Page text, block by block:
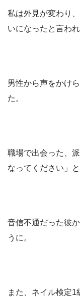
私は外見が変わり
いになったと言わ
男性から声をかけ
た。
職場で出会った、
なってください」
音信不通だった彼
うに。
また、ネイル検定